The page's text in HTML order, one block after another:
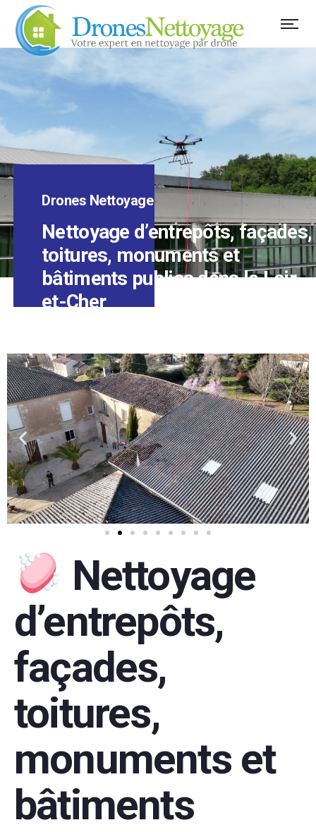
Drones Nettoyage
Nettoyage d’entrepôts, façades,
toitures, monuments et
bâtiments publics dans le Loir-
et-Cher
Nettoyage
d’entrepôts,
façades,
toitures,
monuments et
bâtiments